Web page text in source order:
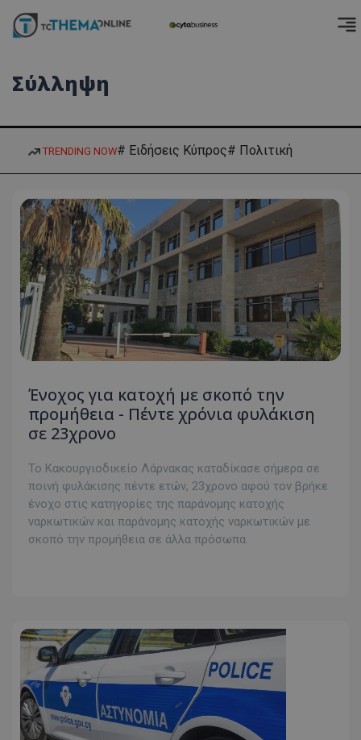
Σύλληψη
TRENDING NOW# Ειδήσεις Κύπρος# Πολιτική
Ένοχος για κατοχή με σκοπό την
προμήθεια - Πέντε χρόνια φυλάκιση
σε 23χρονο
Το Κακουργιοδικείο Λάρνακας καταδίκασε σήμερα σε
ποινή φυλάκισης πέντε ετών, 23χρονο αφού τον βρήκε
ένοχο στις κατηγορίες της παράνομης κατοχής
ναρκωτικών και παράνομης κατοχής ναρκωτικών με
σκοπό την προμήθεια σε άλλα πρόσωπα.